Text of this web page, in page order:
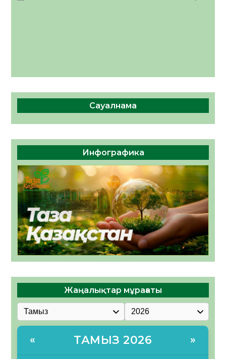
Сауалнама
Инфографика
Жаңалықтар мұрағаты
« ТАМЫЗ 2026 »